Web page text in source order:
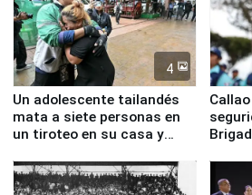
4
Un adolescente tailandés
mata a siete personas en
un tiroteo en su casa y